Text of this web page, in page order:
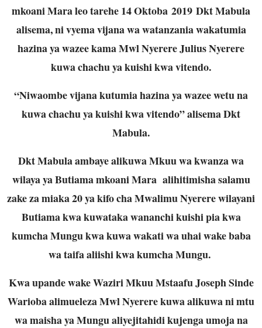
mkoani Mara leo tarehe 14 Oktoba 2019 Dkt Mabula
alisema, ni vyema vijana wa watanzania wakatumia
hazina ya wazee kama Mwl Nyerere Julius Nyerere
kuwa chachu ya kuishi kwa vitendo.
“Niwaombe vijana kutumia hazina ya wazee wetu na
kuwa chachu ya kuishi kwa vitendo” alisema Dkt
Mabula.
Dkt Mabula ambaye alikuwa Mkuu wa kwanza wa
wilaya ya Butiama mkoani Mara alihitimisha salamu
zake za miaka 20 ya kifo cha Mwalimu Nyerere wilayani
Butiama kwa kuwataka wananchi kuishi pia kwa
kumcha Mungu kwa kuwa wakati wa uhai wake baba
wa taifa aliishi kwa kumcha Mungu.
Kwa upande wake Waziri Mkuu Mstaafu Joseph Sinde
Warioba alimueleza Mwl Nyerere kuwa alikuwa ni mtu
wa maisha ya Mungu aliyejitahidi kujenga umoja na